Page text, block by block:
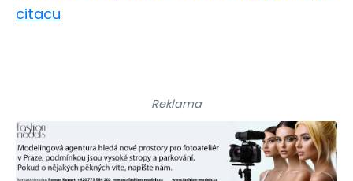
citacu
Reklama